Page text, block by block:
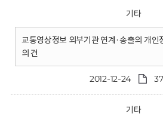
기타
교통영상정보 외부기관 연계·송출의 개인
의 건
2012-12-24
기타